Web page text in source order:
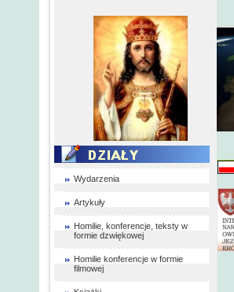
Wydarzenia
Artykuły
Homilie, konferencje, teksty w
formie dzwiękowej
Homilie konferencje w formie
filmowej